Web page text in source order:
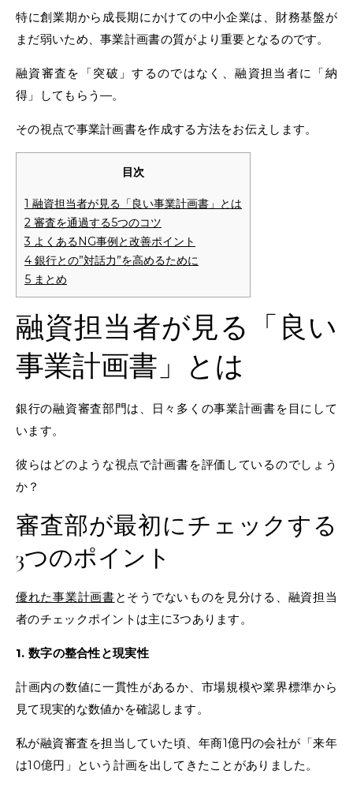
特に創業期から成長期にかけての中小企業は、財務基盤が
まだ弱いため、事業計画書の質がより重要となるのです。
融資審査を「突破」するのではなく、融資担当者に「納
得」してもらう—。
その視点で事業計画書を作成する方法をお伝えします。
目次
1 融資担当者が見る「良い事業計画書」とは
2 審査を通過する5つのコツ
3 よくあるNG事例と改善ポイント
4 銀行との”対話力”を高めるために
5 まとめ
融資担当者が見る「良い
事業計画書」とは
銀行の融資審査部門は、日々多くの事業計画書を目にして
います。
彼らはどのような視点で計画書を評価しているのでしょう
か？
審査部が最初にチェックする
3つのポイント
優れた事業計画書とそうでないものを見分ける、融資担当
者のチェックポイントは主に3つあります。
1. 数字の整合性と現実性
計画内の数値に一貫性があるか、市場規模や業界標準から
見て現実的な数値かを確認します。
私が融資審査を担当していた頃、年商1億円の会社が「来年
は10億円」という計画を出してきたことがありました。